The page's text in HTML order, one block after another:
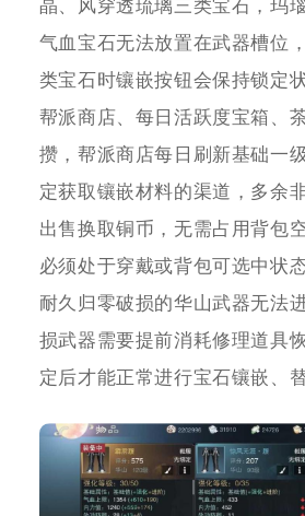
晶、风穿透琉璃三类宝石，玛
气血宝石无法放置在武器槽位
类宝石时镶嵌按钮会保持锁定
帮派商店、每日活跃度宝箱、
攒，帮派商店每日刷新基础一
定获取镶嵌材料的渠道，多余
出售换取铜币，无需占用背包
必须处于穿戴或背包可选中状
耐久归零破损的华山武器无法
损武器需要提前消耗修理道具
定后才能正常进行宝石镶嵌、